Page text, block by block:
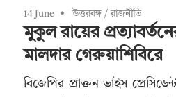
14 June উত্তরবঙ্গ /রাজনীতি
মুকুল রায়ের
মালদার গেরুয়াশিবিরে
বিজেপির প্রাক্তন ভাইস